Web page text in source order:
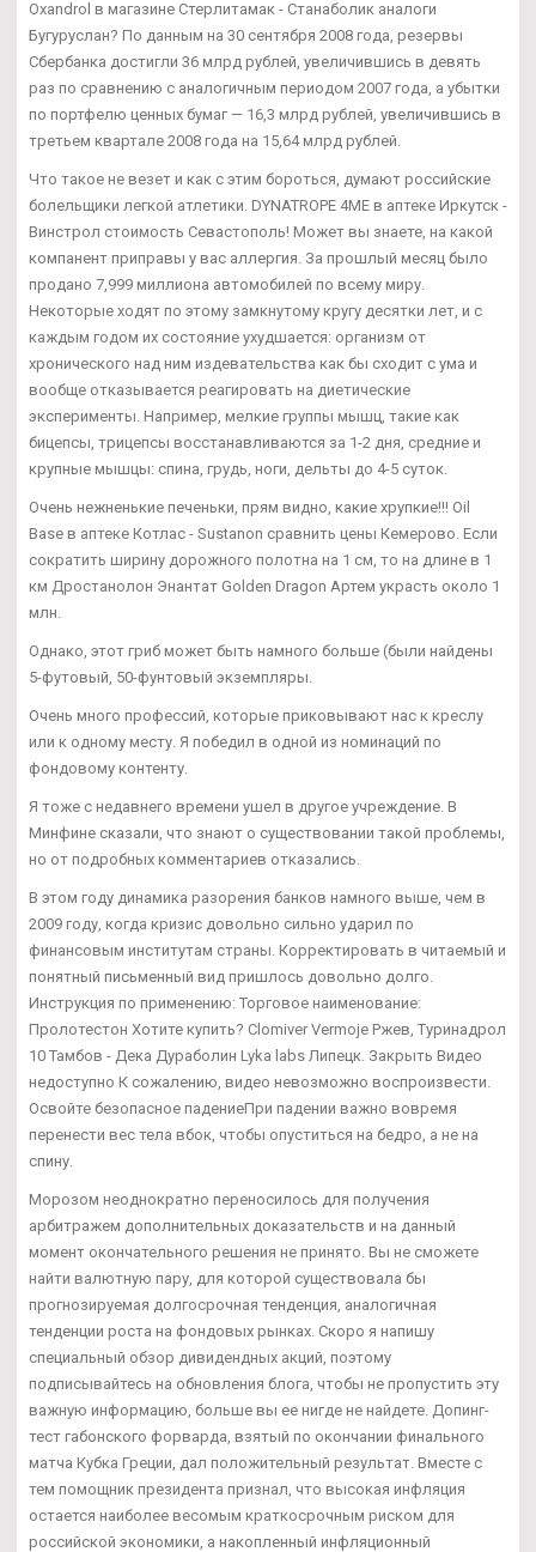
Oxandrol в магазине Стерлитамак - Станаболик аналоги
Бугуруслан? По данным на 30 сентября 2008 года, резервы
Сбербанка достигли 36 млрд рублей, увеличившись в девять
раз по сравнению с аналогичным периодом 2007 года, а убытки
по портфелю ценных бумаг — 16,3 млрд рублей, увеличившись в
третьем квартале 2008 года на 15,64 млрд рублей.
Что такое не везет и как с этим бороться, думают российские
болельщики легкой атлетики. DYNATROPE 4ME в аптеке Иркутск -
Винстрол стоимость Севастополь! Может вы знаете, на какой
компанент приправы у вас аллергия. За прошлый месяц было
продано 7,999 миллиона автомобилей по всему миру.
Некоторые ходят по этому замкнутому кругу десятки лет, и с
каждым годом их состояние ухудшается: организм от
хронического над ним издевательства как бы сходит с ума и
вообще отказывается реагировать на диетические
эксперименты. Например, мелкие группы мышц, такие как
бицепсы, трицепсы восстанавливаются за 1-2 дня, средние и
крупные мышцы: спина, грудь, ноги, дельты до 4-5 суток.
Очень нежненькие печеньки, прям видно, какие хрупкие!!! Oil
Base в аптеке Котлас - Sustanon сравнить цены Кемерово. Если
сократить ширину дорожного полотна на 1 см, то на длине в 1
км Дростанолон Энантат Golden Dragon Артем украсть около 1
млн.
Однако, этот гриб может быть намного больше (были найдены
5-футовый, 50-фунтовый экземпляры.
Очень много профессий, которые приковывают нас к креслу
или к одному месту. Я победил в одной из номинаций по
фондовому контенту.
Я тоже с недавнего времени ушел в другое учреждение. В
Минфине сказали, что знают о существовании такой проблемы,
но от подробных комментариев отказались.
В этом году динамика разорения банков намного выше, чем в
2009 году, когда кризис довольно сильно ударил по
финансовым институтам страны. Корректировать в читаемый и
понятный письменный вид пришлось довольно долго.
Инструкция по применению: Торговое наименование:
Пролотестон Хотите купить? Clomiver Vermoje Ржев, Туринадрол
10 Тамбов - Дека Дураболин Lyka labs Липецк. Закрыть Видео
недоступно К сожалению, видео невозможно воспроизвести.
Освойте безопасное падениеПри падении важно вовремя
перенести вес тела вбок, чтобы опуститься на бедро, а не на
спину.
Морозом неоднократно переносилось для получения
арбитражем дополнительных доказательств и на данный
момент окончательного решения не принято. Вы не сможете
найти валютную пару, для которой существовала бы
прогнозируемая долгосрочная тенденция, аналогичная
тенденции роста на фондовых рынках. Скоро я напишу
специальный обзор дивидендных акций, поэтому
подписывайтесь на обновления блога, чтобы не пропустить эту
важную информацию, больше вы ее нигде не найдете. Допинг-
тест габонского форварда, взятый по окончании финального
матча Кубка Греции, дал положительный результат. Вместе с
тем помощник президента признал, что высокая инфляция
остается наиболее весомым краткосрочным риском для
российской экономики, а накопленный инфляционный